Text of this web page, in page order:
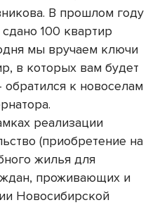
В прошлом году
100 квартир
мы вручаем ключи
в которых вам будет
к новоселам
реализации
(приобретение на
жилья для
проживающих и
Новосибирской